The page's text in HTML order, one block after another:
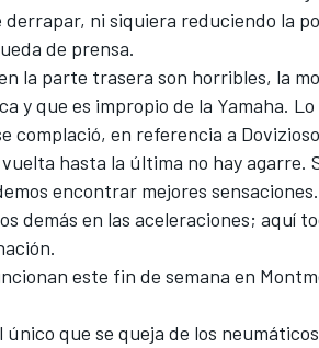
derrapar, ni siquiera reduciendo la
de prensa.
la parte trasera son horribles, la
y que es impropio de la Yamaha.
complació, en referencia a
hasta la última no hay agarre.
encontrar mejores
demás en las aceleraciones; aquí
este fin de semana en
único que se queja de los